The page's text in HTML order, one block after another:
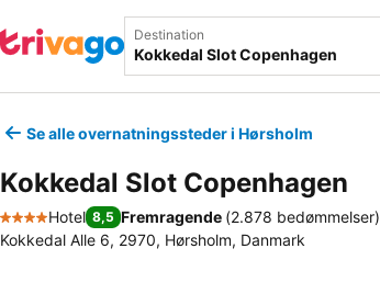
Destination
Se alle overnatningssteder i Hørsholm
Kokkedal Slot Copenhagen
4 Stjerner
Hotel 8,5 Fremragende (2.878 bedømmelser)
Kokkedal Alle 6, 2970, Hørsholm, Danmark